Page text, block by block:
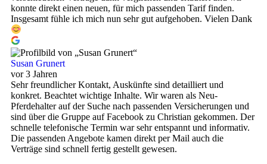
konnte direkt einen neuen, für mich passenden Tarif finden.
Insgesamt fühle ich mich nun sehr gut aufgehoben. Vielen Dank
Susan Grunert
vor 3 Jahren
Sehr freundlicher Kontakt, Auskünfte sind detailliert und
konkret. Beachtet wichtige Inhalte. Wir waren als Neu-
Pferdehalter auf der Suche nach passenden Versicherungen und
sind über die Gruppe auf Facebook zu Christian gekommen. Der
schnelle telefonische Termin war sehr entspannt und informativ.
Die passenden Angebote kamen direkt per Mail auch die
Verträge sind schnell fertig gestellt gewesen.